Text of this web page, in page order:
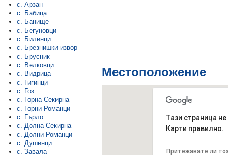
с. Арзан
с. Бабица
с. Банище
с. Бегуновци
с. Билинци
с. Брезнишки извор
с. Брусник
с. Велковци
с. Видрица
с. Гигинци
с. Гоз
с. Горна Секирна
с. Горни Романци
с. Гърло
с. Долна Секирна
с. Долни Романци
с. Душинци
с. Завала
Местоположение
Тази страница
Карти правилно.
Притежавате ли